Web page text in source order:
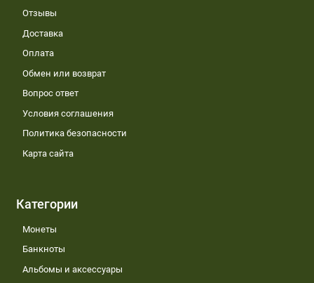
Отзывы
Доставка
Оплата
Обмен или возврат
Вопрос ответ
Условия соглашения
Политика безопасности
Карта сайта
Категории
Монеты
Банкноты
Альбомы и аксессуары